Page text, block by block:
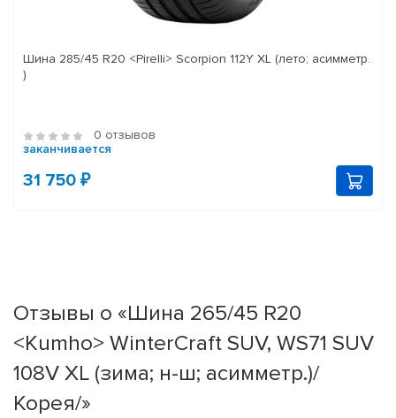
Шина 285/45 R20 <Pirelli> Scorpion 112Y XL (лето; асимметр.
)
0 отзывов
заканчивается
31 750 ₽
Отзывы о «Шина 265/45 R20
<Kumho> WinterCraft SUV, WS71 SUV
108V XL (зима; н-ш; асимметр.)/
Корея/»